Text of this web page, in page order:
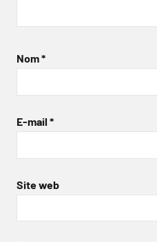
Nom*
E-mail *
Site web